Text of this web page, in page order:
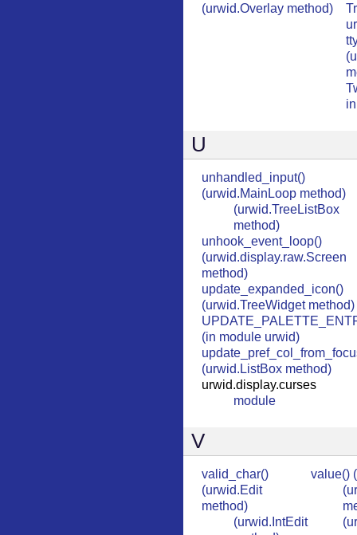
(urwid.Overlay method)
U
unhandled_input()
(urwid.MainLoop method)
(urwid.TreeListBox
method)
unhook_event_loop()
(urwid.display.raw.Screen
method)
update_expanded_icon()
(urwid.TreeWidget method)
(in module urwid)
(urwid.ListBox method)
urwid.display.curses
module
V
valid_char()
(urwid.Edit
method)
(urwid.IntEdit
value()